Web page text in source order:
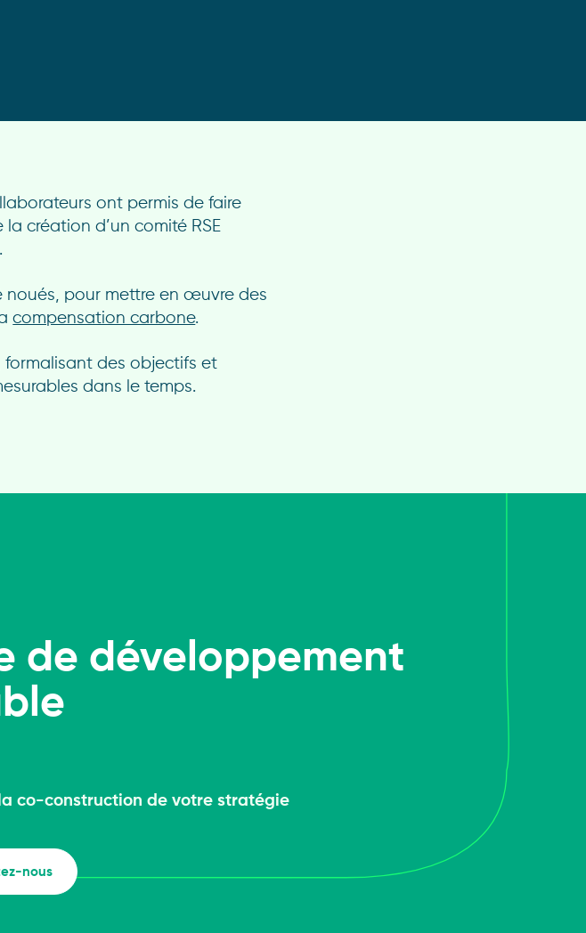
ont permis de faire
création d’un comité RSE
noués, pour mettre en œuvre des
compensation carbone.
formalisant des objectifs et
dans le temps.
de développement
co-construction de votre stratégie
nous